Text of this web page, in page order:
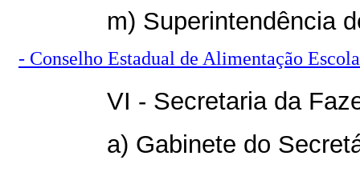
m) Superintendência
- Conselho Estadual de Alimentação
VI - Secretaria da
a) Gabinete do